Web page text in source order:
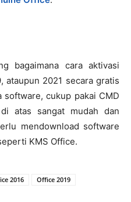
bagaimana cara aktivasi
ataupun 2021 secara gratis
cukup pakai CMD
atas sangat mudah dan
mendownload software
KMS Office.
2016
Office 2019